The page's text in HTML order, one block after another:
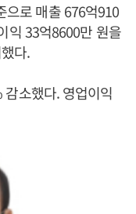
으로 매출 676억910
익 33억8600만 원을
다.
소했다. 영업이익